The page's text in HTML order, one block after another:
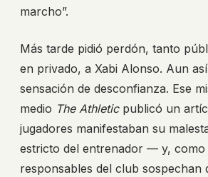
marcho”.
Más tarde pidió perdón, tanto
en privado, a Xabi Alonso. Aun
sensación de desconfianza. Ese
medio The Athleticpublicó un
jugadores manifestaban su
estricto del entrenador — y, como
responsables del club sospechan